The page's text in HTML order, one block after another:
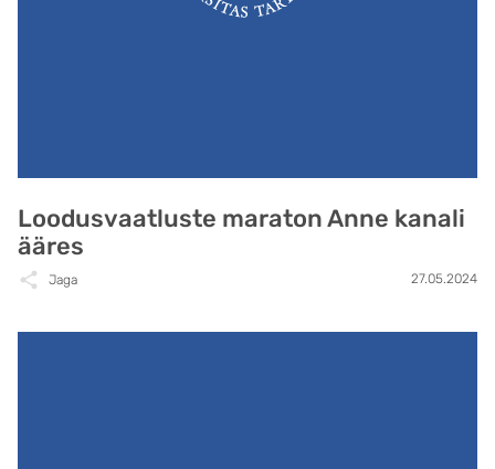
Loodusvaatluste maraton Anne kanali
ääres
Jaga 27.05.2024